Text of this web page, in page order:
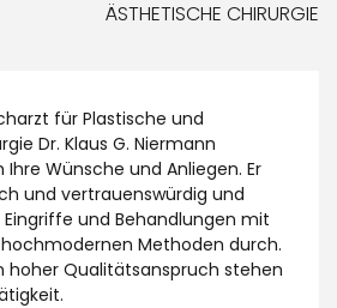
ÄSTHETISCHE CHIRURGIE
für Plastische und
Dr. Klaus G. Niermann
Wünsche und Anliegen. Er
und vertrauenswürdig und
und Behandlungen mit
Methoden durch.
hoher Qualitätsanspruch stehen